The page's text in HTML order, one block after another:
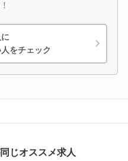
をチェック
じオススメ求人